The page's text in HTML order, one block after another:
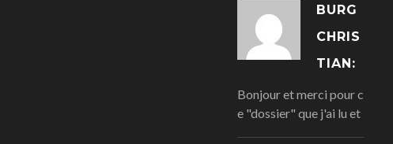
BURG
CHRIS
TIAN:
Bonjour et merci pour c
e "dossier" que j'ai lu et